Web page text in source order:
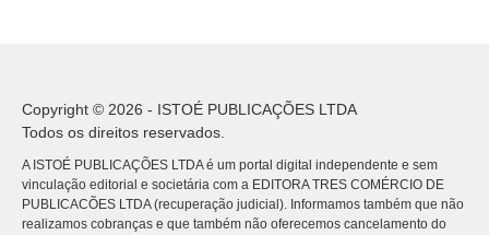
Copyright © 2026 - ISTOÉ PUBLICAÇÕES LTDA
Todos os direitos reservados.
A ISTOÉ PUBLICAÇÕES LTDA é um portal digital independente e sem
vinculação editorial e societária com a EDITORA TRES COMÉRCIO DE
PUBLICACÕES LTDA (recuperação judicial). Informamos também que não
realizamos cobranças e que também não oferecemos cancelamento do